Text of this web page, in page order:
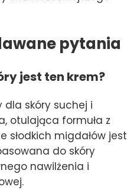
pytania
jest ten krem?
dla skóry suchej i
otulająca formuła z
słodkich migdałów jest
do skóry
nawilżenia i